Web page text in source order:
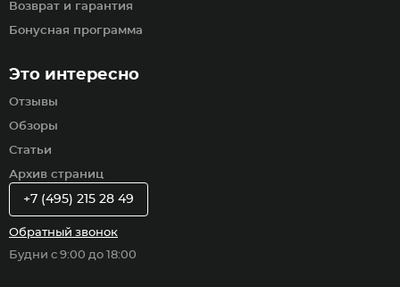
Возврат и гарантия
Бонусная программа
Это интересно
Отзывы
Обзоры
Статьи
Архив страниц
+7 (495) 215 28 49
Обратный звонок
Будни с 9:00 до 18:00